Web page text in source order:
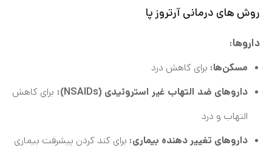
روش‌ های درمانی آرتروز پا
داروها:
مسکن‌ها: برای کاهش درد
داروهای ضد التهاب غیر استروئیدی (NSAIDs):
برای کاهش
التهاب و درد
داروهای تغییر دهنده بیماری: برای کند کردن پیشرفت بیماری